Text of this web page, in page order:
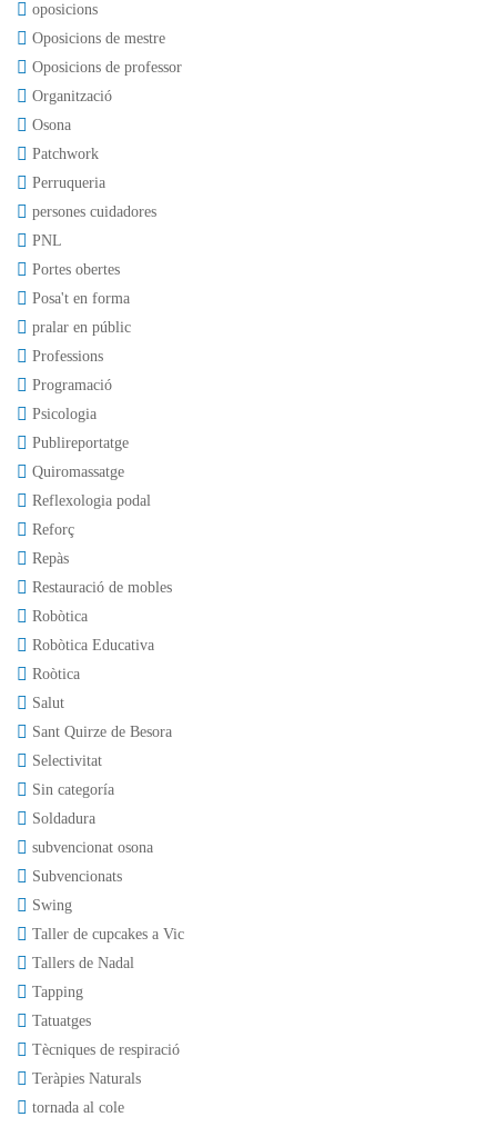
oposicions
Oposicions de mestre
Oposicions de professor
Organització
Osona
Patchwork
Perruqueria
persones cuidadores
PNL
Portes obertes
Posa't en forma
pralar en públic
Professions
Programació
Psicologia
Publireportatge
Quiromassatge
Reflexologia podal
Reforç
Repàs
Restauració de mobles
Robòtica
Robòtica Educativa
Roòtica
Salut
Sant Quirze de Besora
Selectivitat
Sin categoría
Soldadura
subvencionat osona
Subvencionats
Swing
Taller de cupcakes a Vic
Tallers de Nadal
Tapping
Tatuatges
Tècniques de respiració
Teràpies Naturals
tornada al cole